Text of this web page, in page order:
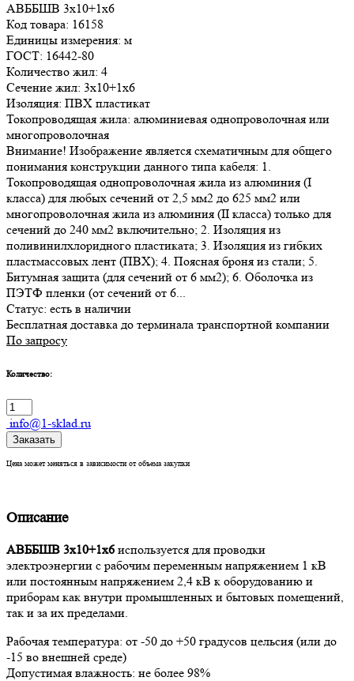
АВББШВ 3х10+1х6
Код товара: 16158
Единицы измерения: м
ГОСТ: 16442-80
Количество жил: 4
Сечение жил: 3х10+1х6
Изоляция: ПВХ пластикат
Токопроводящая жила: алюминиевая однопроволочная или
многопроволочная
Внимание! Изображение является схематичным для общего
понимания конструкции данного типа кабеля: 1.
Токопроводящая однопроволочная жила из алюминия (I
класса) для любых сечений от 2,5 мм2 до 625 мм2 или
многопроволочная жила из алюминия (II класса) только для
сечений до 240 мм2 включительно; 2. Изоляция из
поливинилхлоридного пластиката; 3. Изоляция из гибких
пластмассовых лент (ПВХ); 4. Поясная броня из стали; 5.
Битумная защита (для сечений от 6 мм2); 6. Оболочка из
ПЭТФ пленки (от сечений от 6...
Статус: есть в наличии
Бесплатная доставка до терминала транспортной компании
По запросу
Количество:
info@1-sklad.ru
Заказать
Цена может меняться в зависимости от объема закупки
Описание
АВББШВ 3х10+1х6 используется для проводки
электроэнергии с рабочим переменным напряжением 1 кВ
или постоянным напряжением 2,4 кВ к оборудованию и
приборам как внутри промышленных и бытовых помещений,
так и за их пределами.
Рабочая температура: от -50 до +50 градусов цельсия (или до
-15 во внешней среде)
Допустимая влажность: не более 98%